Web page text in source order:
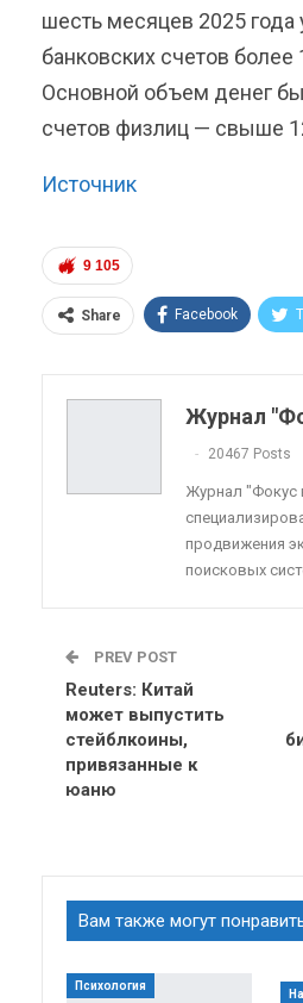
шесть месяцев 2025 года
банковских счетов
Основной объем денег
счетов физлиц — свыше
Источник
9 105
Share Facebook
Telegram VK
Linkedin
Журнал
20467 Posts
Журнал "Фокус
продвижения
поисковых
PREV POST
Reuters: Китай
может выпустить
стейблкоины,
привязанные к
юаню
Вам также могут
Психология